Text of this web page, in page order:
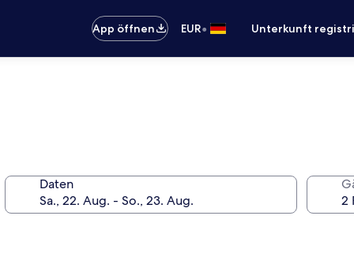
App öffnen
EUR• Unterkunft
Daten